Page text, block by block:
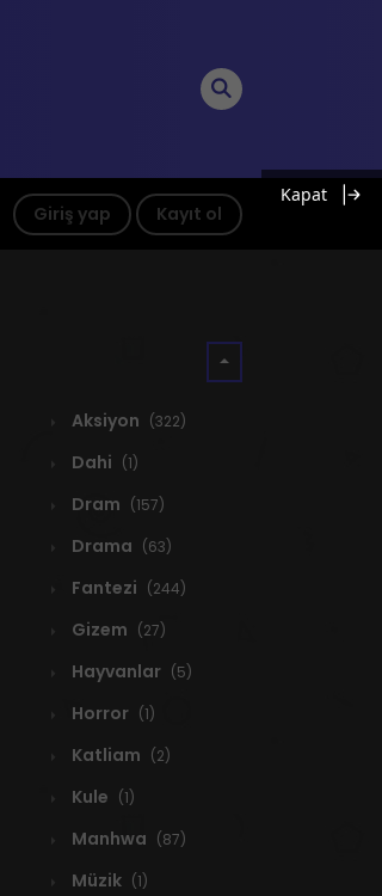
Giriş yap Kayıt ol
Aksiyon (322)
Dahi (1)
Dram (157)
Drama (63)
Fantezi (244)
Gizem (27)
Hayvanlar (5)
Horror (1)
Katliam (2)
Kule (1)
Manhwa (87)
Müzik (1)
Kapat